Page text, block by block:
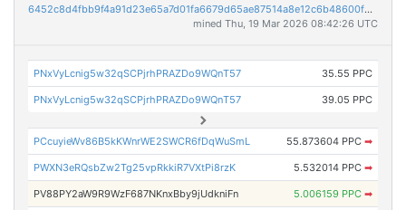
6452c8d4fbb9f4a91d23e65a7d01fa6679d65ae87514a8e12c6b48600f5bb34f
mined Thu, 19 Mar 2026 08:42:26 UTC
PNxVyLcnig5w32qSCPjrhPRAZDo9WQnT57 35.55 PPC
PNxVyLcnig5w32qSCPjrhPRAZDo9WQnT57 39.05 PPC
PCcuyieWv86B5kKWnrWE2SWCR6fDqWuSmL 55.873604 PPC ➡
PWXN3eRQsbZw2Tg25vpRkkiR7VXtPi8rzK 5.532014 PPC ➡
PV88PY2aW9R9WzF687NKnxBby9jUdkniFn 5.006159 PPC ➡